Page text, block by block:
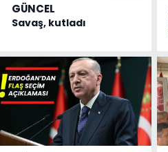
GÜNCEL
Savaş, kutladı